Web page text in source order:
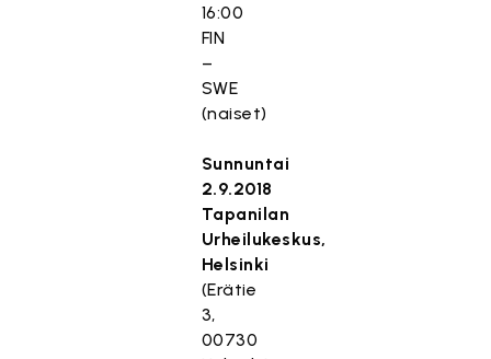
16:00
FIN
–
SWE
(naiset)
Sunnuntai
2.9.2018
Tapanilan
Urheilukeskus,
Helsinki
(Erätie
3,
00730